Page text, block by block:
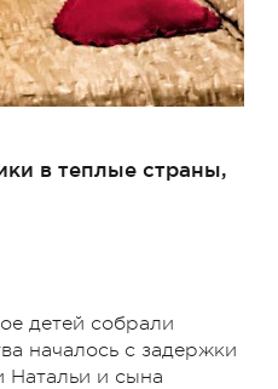
в теплые страны,
детей собрали
началось с задержки
Натальи и сына